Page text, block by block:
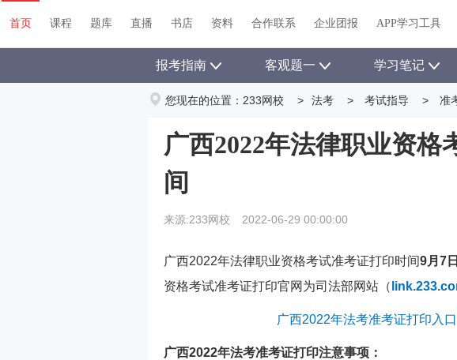
首页 课程 题库 直播 书店 资料 关于我们 帮助中心
首页 课程 题库 直播 书店 资料 合作联系 企业团报 APP学习工具
报考指南 客观题一 学习笔记
您现在的位置： 233网校 > 法考 > 考试指导 > 准
广西2022年法律职业资格
间
来源:233网校 2022-06-29 00:00:00
广西2022年法律职业资格考试准考证打印时间9月7
资格考试准考证打印官网为司法部网站（
广西2022年法考准考证打印入口
广西2022年法考准考证打印注意事项：